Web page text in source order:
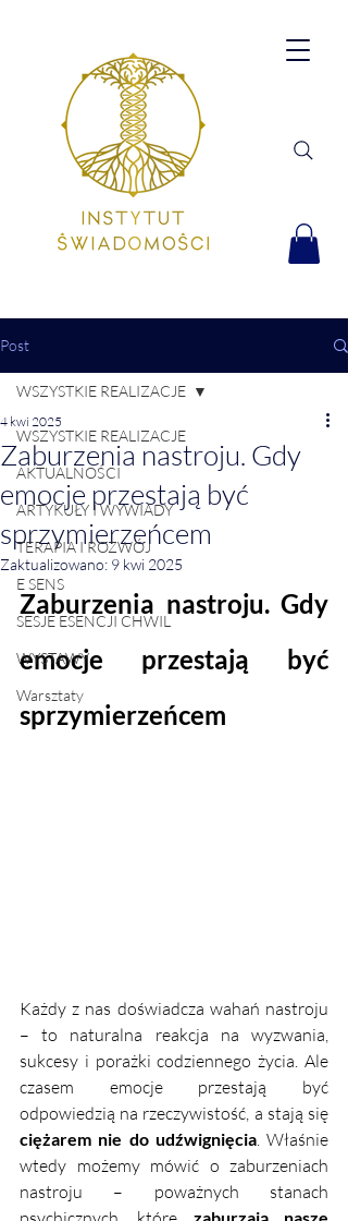
Post
WSZYSTKIE REALIZACJE
AKTUALNOŚCI
ARTYKUŁY I WYWIADY
TERAPIA I ROZWÓJ
E SENS
SESJE ESENCJI CHWIL
WYSTAWY
Warsztaty
WSZYSTKIE REALIZACJE
Zaburzenia nastroju. Gdy
emocje przestają być
sprzymierzeńcem
4 kwi 2025
Zaktualizowano: 9 kwi 2025
Zaburzenia nastroju. Gdy
emocje przestają być
sprzymierzeńcem
Każdy z nas doświadcza wahań nastroju
– to naturalna reakcja na wyzwania,
sukcesy i porażki codziennego życia. Ale
czasem emocje przestają być
ciężarem nie do udźwignięcia. Właśnie
wtedy możemy mówić o zaburzeniach
nastroju – poważnych stanach